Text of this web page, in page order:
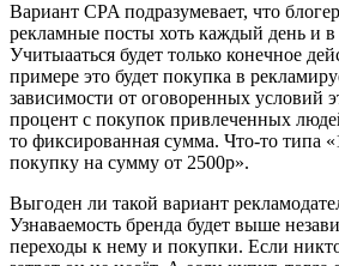
Вариант CPA подразумевает, что
рекламные посты хоть каждый день и
Учитыааться будет только конечное
примере это будет покупка в
зависимости от оговоренных условий
процент с покупок привлеченных
то фиксированная сумма. Что-то типа
покупку на сумму от 2500р».
Выгоден ли такой вариант
Узнаваемость бренда будет выше
переходы к нему и покупки. Если